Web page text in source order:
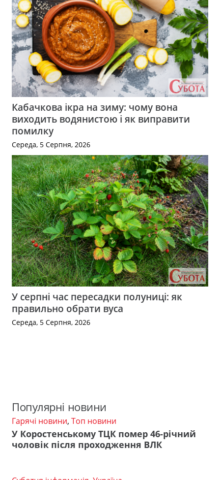
Кабачкова ікра на зиму: чому вона
виходить водянистою і як виправити
помилку
Середа, 5 Серпня, 2026
У серпні час пересадки полуниці: як
правильно обрати вуса
Середа, 5 Серпня, 2026
Популярні новини
Гарячі новини, Топ новини
У Коростенському ТЦК помер 46-річний
чоловік після проходження ВЛК